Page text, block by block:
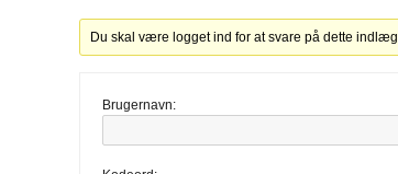
Du skal være logget ind for at svare på dette indlæg.
Brugernavn: